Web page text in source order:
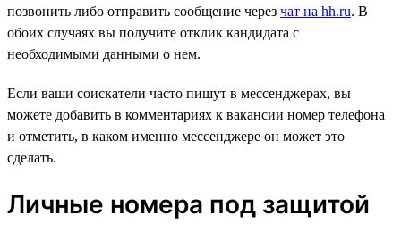
позвонить либо отправить сообщение через чат на hh.ru. В
обоих случаях вы получите отклик кандидата с
необходимыми данными о нем.
Если ваши соискатели часто пишут в мессенджерах, вы
можете добавить в комментариях к вакансии номер телефона
и отметить, в каком именно мессенджере он может это
сделать.
Личные номера под защитой